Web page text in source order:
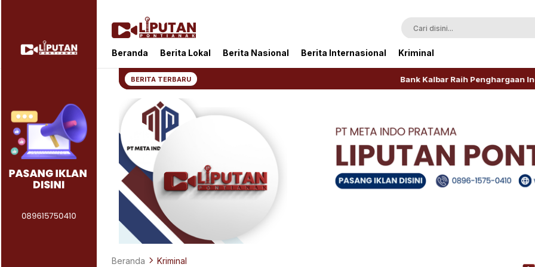
Liputan Pontianak
Berita Terkini dan TerUpdate
Beranda Berita Lokal Berita Nasional Berita Internasional Kriminal
BERITA TERBARU Bank Kalbar Raih Penghargaan Indonesia
Beranda Kriminal